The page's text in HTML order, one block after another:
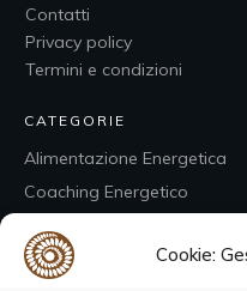
Cookie:
Contatti
Privacy policy
Termini e condizioni
CATEGORIE
Alimentazione Energetica
Coaching Energetico
Ebook e Libri